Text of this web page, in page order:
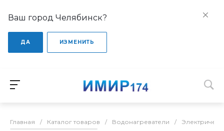
Ваш город Челябинск?
ДА ИЗМЕНИТЬ
Главная / Каталог товаров / Водонагреватели /